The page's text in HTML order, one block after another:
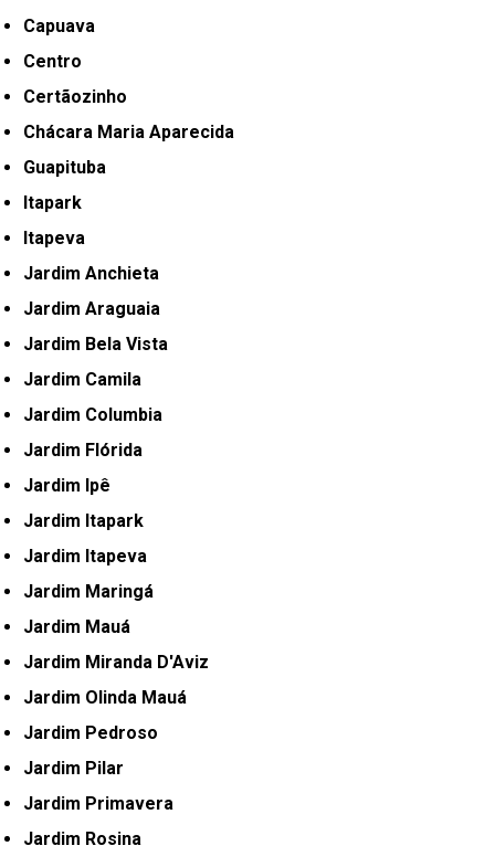
Capuava
Centro
Certãozinho
Chácara Maria Aparecida
Guapituba
Itapark
Itapeva
Jardim Anchieta
Jardim Araguaia
Jardim Bela Vista
Jardim Camila
Jardim Columbia
Jardim Flórida
Jardim Ipê
Jardim Itapark
Jardim Itapeva
Jardim Maringá
Jardim Mauá
Jardim Miranda D'Aviz
Jardim Olinda Mauá
Jardim Pedroso
Jardim Pilar
Jardim Primavera
Jardim Rosina